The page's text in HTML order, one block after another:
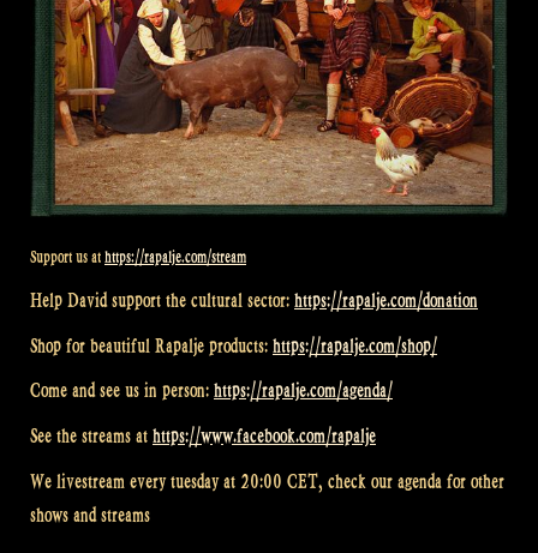
Support us athttps://rapalje.com/stream
Help David support the cultural sector: https://rapalje.com/donation
Shop for beautiful Rapalje products: https://rapalje.com/shop/
Come and see us in person: https://rapalje.com/agenda/
See the streams at https://www.facebook.com/rapalje
We livestream every tuesday at 20:00 CET, check our agenda for other
shows and streams